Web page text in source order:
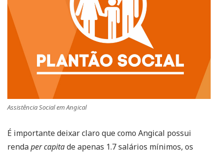
Assistência Social em Angical
É importante deixar claro que como Angical possui
rendaper capitade apenas 1.7 salários mínimos, os